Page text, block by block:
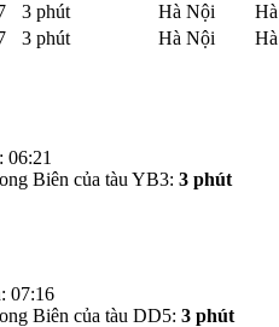
3 phút Hà Nội
3 phút Hà Nội
06:21
Biên của tàu YB3: 3 phút
07:16
Biên của tàu DD5: 3 phút